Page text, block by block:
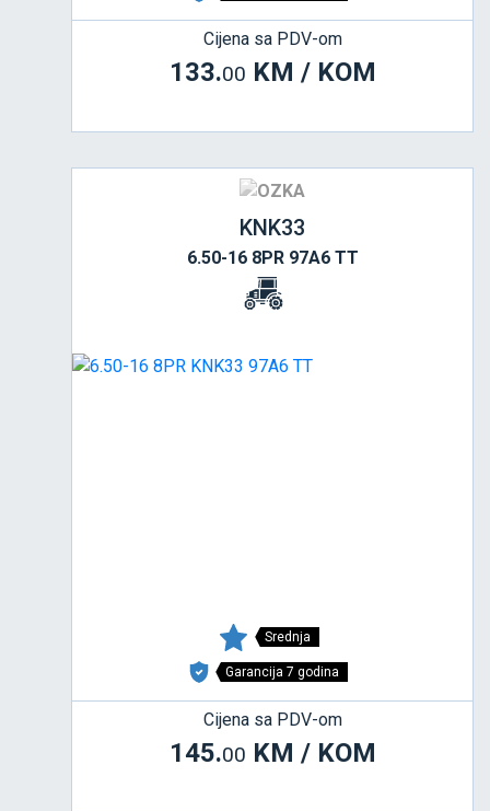
Cijena sa PDV-om
133.00 KM / KOM
KNK33
6.50-16 8PR 97A6 TT
Srednja
Garancija 7 godina
Cijena sa PDV-om
145.00 KM / KOM